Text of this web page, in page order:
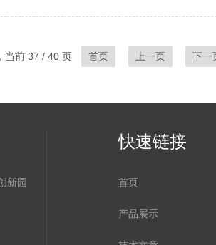
当前 37 / 40 页 首页 上一页 下一
新园
快速链接
首页
产品展示